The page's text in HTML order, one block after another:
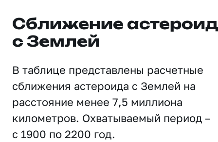
Сближение
с Землей
В таблице представлены расчетные
сближения астероида с Землей на
расстояние менее 7,5 миллиона
километров. Охватываемый период –
с 1900 по 2200 год.